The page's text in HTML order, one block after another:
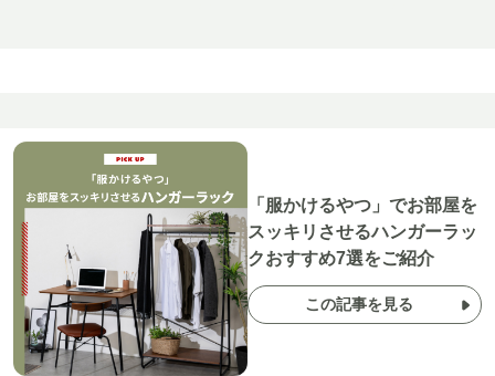
「服かけるやつ」でお部屋を
スッキリさせるハンガーラッ
クおすすめ7選をご紹介
この記事を見る